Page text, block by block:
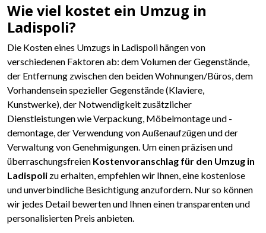
Wie viel kostet ein Umzug in
Ladispoli?
Die Kosten eines Umzugs in Ladispoli hängen von
verschiedenen Faktoren ab: dem Volumen der Gegenstände,
der Entfernung zwischen den beiden Wohnungen/Büros, dem
Vorhandensein spezieller Gegenstände (Klaviere,
Kunstwerke), der Notwendigkeit zusätzlicher
Dienstleistungen wie Verpackung, Möbelmontage und -
demontage, der Verwendung von Außenaufzügen und der
Verwaltung von Genehmigungen. Um einen präzisen und
überraschungsfreien Kostenvoranschlag für den Umzug in
Ladispoli zu erhalten, empfehlen wir Ihnen, eine kostenlose
und unverbindliche Besichtigung anzufordern. Nur so können
wir jedes Detail bewerten und Ihnen einen transparenten und
personalisierten Preis anbieten.